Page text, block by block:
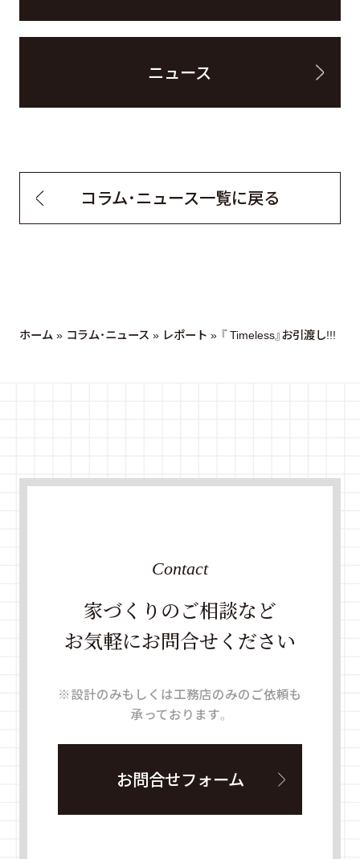
ニュース
コラム・ニュース一覧に戻る
ホーム » コラム・ニュース » レポート » 『 Timeless』お引渡し!!!
家づくりのご相談など
お気軽にお問合せください
Contact
※設計のみもしくは工務店のみのご依頼も
承っております。
お問合せフォーム